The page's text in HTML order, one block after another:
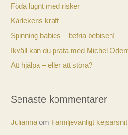
Föda lugnt med risker
Kärlekens kraft
Spinning babies – befria bebisen!
Ikväll kan du prata med Michel
Att hjälpa – eller att störa?
Senaste kommentarer
Juliannaom Familjevänligt